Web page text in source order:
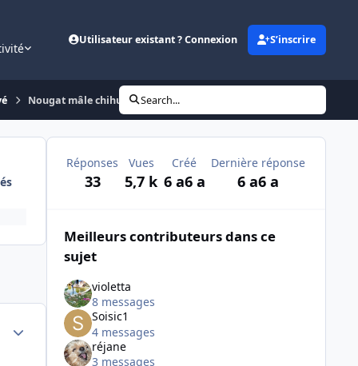
Utilisateur existant ? Connexion S’inscrire
Nougat mâle chihuahua - réservé
Search...
Author stats
Réponses
33
Vues
5,7 k
Créé
6 a6 a
Dernière réponse
6 a6 a
Meilleurs contributeurs dans ce
sujet
violetta
8 messages
Soisic1
4 messages
réjane
3 messages